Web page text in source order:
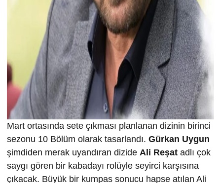
Mart ortasında sete çıkması planlanan dizinin birinci
sezonu 10 Bölüm olarak tasarlandı. Gürkan Uygun
şimdiden merak uyandıran dizide Ali Reşat adlı çok
saygı gören bir kabadayı rolüyle seyirci karşısına
çıkacak. Büyük bir kumpas sonucu hapse atılan Ali